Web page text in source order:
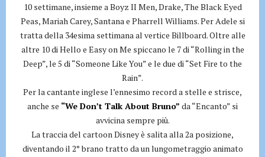
10 settimane, insieme a Boyz II Men, Drake, The Black Eyed
Peas, Mariah Carey, Santana e Pharrell Williams. Per Adele si
tratta della 34esima settimana al vertice Billboard. Oltre alle
altre 10 di Hello e Easy on Me spiccano le 7 di “Rolling in the
Deep”, le 5 di “Someone Like You” e le due di “Set Fire to the
Rain”.
Per la cantante inglese l’ennesimo record a stelle e strisce,
anche se “We Don’t Talk About Bruno” da “Encanto” si
avvicina sempre più.
La traccia del cartoon Disney è salita alla 2a posizione,
diventando il 2° brano tratto da un lungometraggio animato